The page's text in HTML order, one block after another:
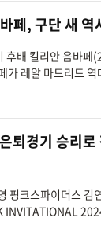
페, 구단 새
배 킬리안 음바
레알 마드리드
퇴경기 승리
핑크스파이더스
INVITATIONAL